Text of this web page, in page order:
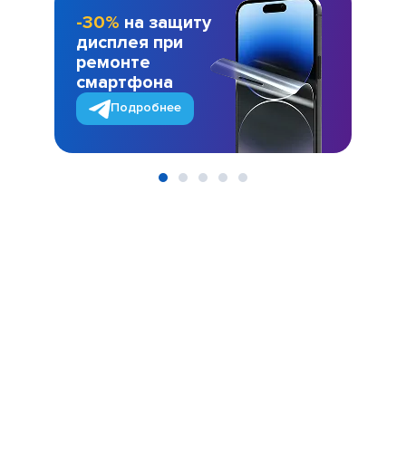
-30% на защиту
дисплея при
ремонте
смартфона
Подробнее